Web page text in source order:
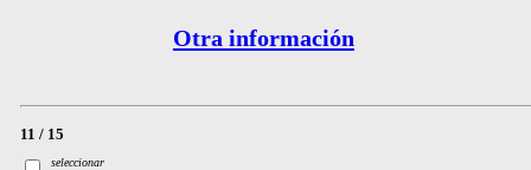
Otra información
11 / 15
seleccionar